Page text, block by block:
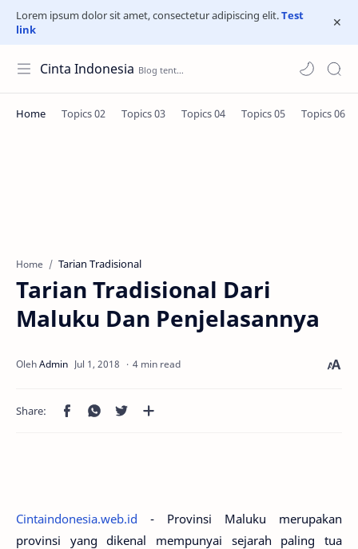
Lorem ipsum dolor sit amet, consectetur adipiscing elit.Test
link
Cinta Indonesia
Home Tarian Tradisional
Tarian Tradisional Dari
Maluku Dan Penjelasannya
4 min read
Cintaindonesia.web.id - Provinsi Maluku merupakan
provinsi yang dikenal mempunyai sejarah paling tua